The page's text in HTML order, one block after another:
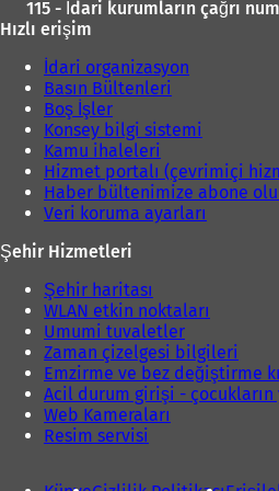
115 - İdari kurumların çağrı
Hızlı erişim
İdari organizasyon
Basın Bültenleri
Boş İşler
Konsey bilgi sistemi
Kamu ihaleleri
Hizmet portalı (çevrimiçi
Haber bültenimize abone
Veri koruma ayarları
Şehir Hizmetleri
Şehir haritası
WLAN etkin noktaları
Umumi tuvaletler
Zaman çizelgesi bilgileri
Emzirme ve bez değiştirme
Acil durum girişi -
Web Kameraları
Resim servisi